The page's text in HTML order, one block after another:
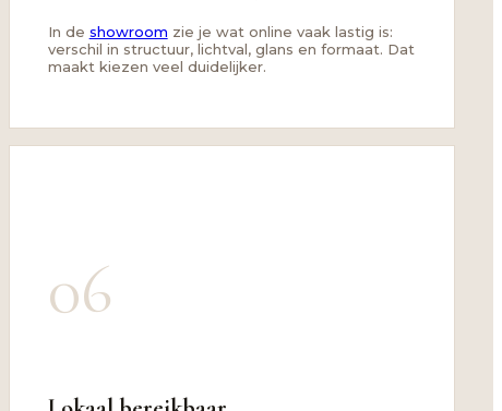
In de showroom zie je wat online vaak lastig is:
verschil in structuur, lichtval, glans en formaat. Dat
maakt kiezen veel duidelijker.
06